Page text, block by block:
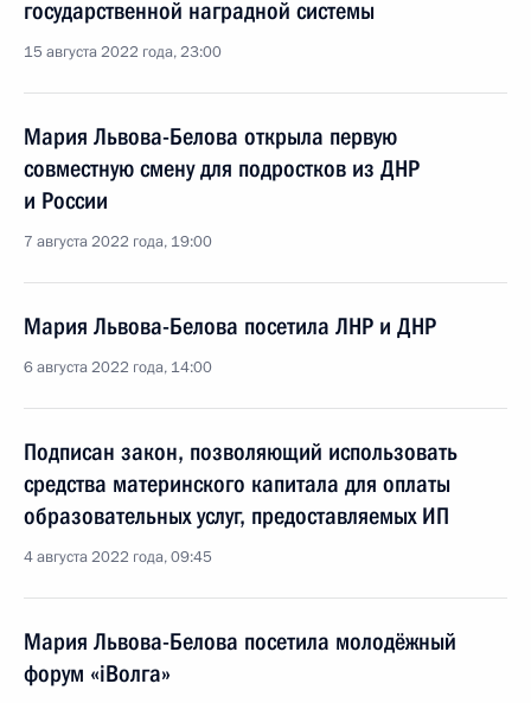
государственной наградной системы
15 августа 2022 года, 23:00
Мария Львова-Белова открыла первую
совместную смену для подростков из ДНР
и России
7 августа 2022 года, 19:00
Мария Львова-Белова посетила ЛНР и ДНР
6 августа 2022 года, 14:00
Подписан закон, позволяющий использовать
средства материнского капитала для оплаты
образовательных услуг, предоставляемых ИП
4 августа 2022 года, 09:45
Мария Львова-Белова посетила молодёжный
форум «iВолга»